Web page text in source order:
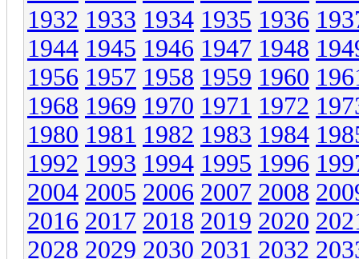
1932 1933 1934 1935 1936
1944 1945 1946 1947 1948
1956 1957 1958 1959 1960
1968 1969 1970 1971 1972
1980 1981 1982 1983 1984
1992 1993 1994 1995 1996
2004 2005 2006 2007 2008
2016 2017 2018 2019 2020
2028 2029 2030 2031 2032